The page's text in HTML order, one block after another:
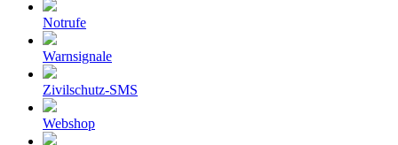
Notrufe
Warnsignale
Zivilschutz-SMS
Webshop